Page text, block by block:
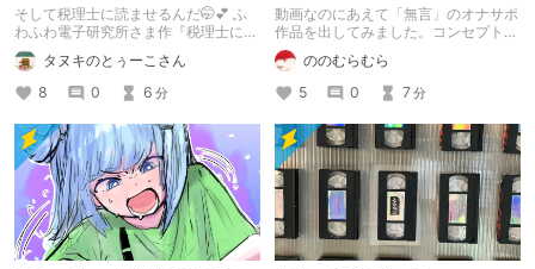
をまた買おう。【湧き上が
る不健全な気持ち】
そして税理士に読ませるんだ🤭💕 ふ
わふわ電子研究所さま作『税理士に購
入履歴読まれるボイス』の感想レビュ
ーです！タヌキのとぅーこさん
8
0 6 分
動画なのにあえて「無言」のオナサポ
作品を出してみました。コンセプト通
りのものは作れたのですが、肝心の売
上がね……
ののむらむら
5
0 7分